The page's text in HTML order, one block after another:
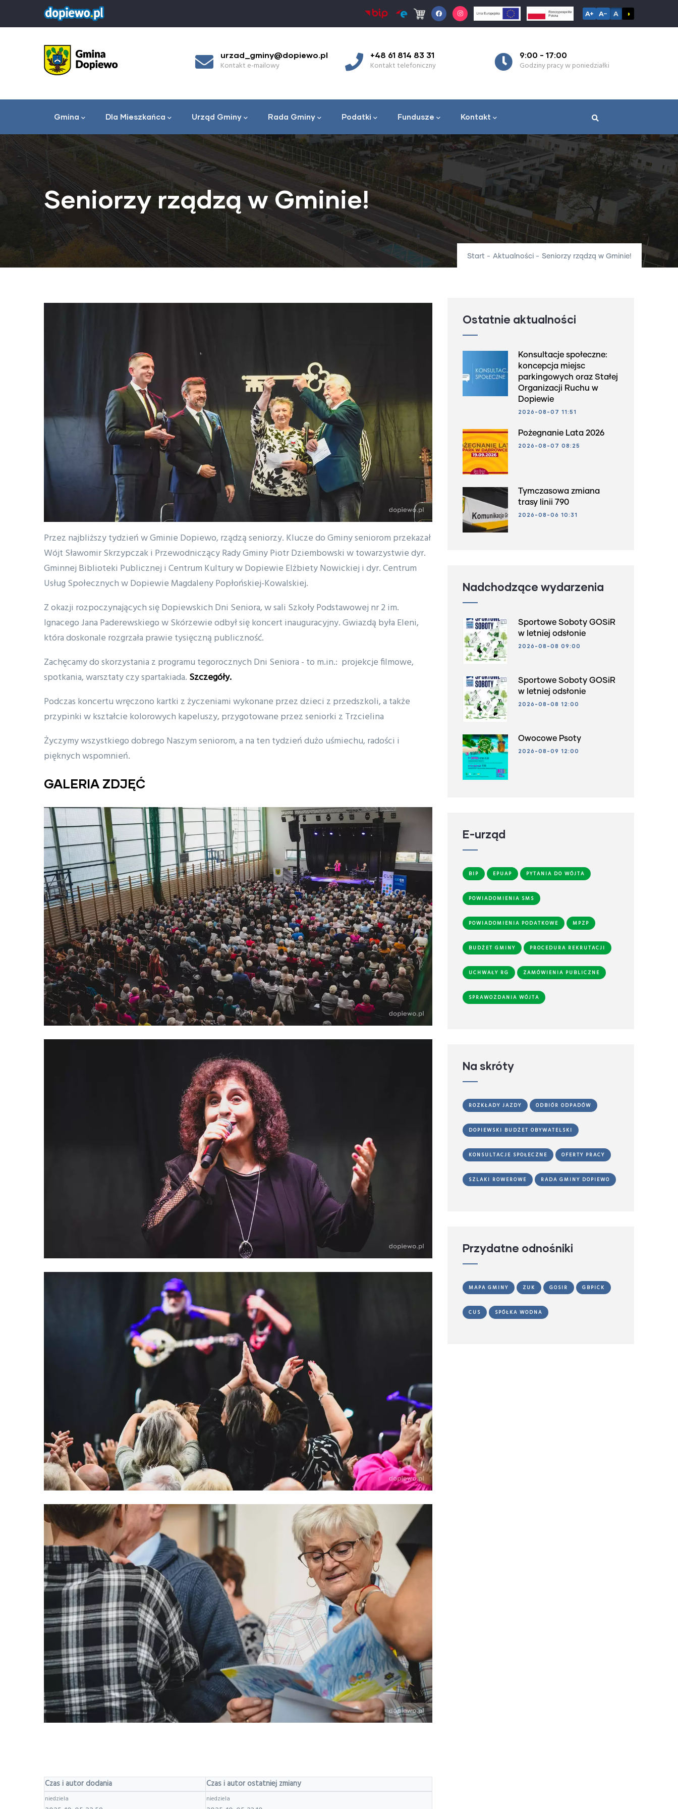
A+ A− A ◑
urzad_gminy@dopiewo.pl
Kontakt e-mailowy
+48 61 814 83 31
Kontakt telefoniczny
9:00 - 17:00
Godziny pracy w poniedziałki
7:30 - 15:30
Godziny pracy od wtorku do piątku
główne
Gmina Dla Mieszkańca Urząd Gminy Rada Gminy Podatki Fundusze Kontakt
Seniorzy rządzą w Gminie!
Start - Aktualności - Seniorzy rządzą w Gminie!
Przez najbliższy tydzień w Gminie Dopiewo, rządzą seniorzy. Klucze do Gminy seniorom przekazał
Wójt Sławomir Skrzypczak i Przewodniczący Rady Gminy Piotr Dziembowski w towarzystwie dyr.
Gminnej Biblioteki Publicznej i Centrum Kultury w Dopiewie Elżbiety Nowickiej i dyr. Centrum
Usług Społecznych w Dopiewie Magdaleny Popłońskiej-Kowalskiej.
Z okazji rozpoczynających się Dopiewskich Dni Seniora, w sali Szkoły Podstawowej nr 2 im.
Ignacego Jana Paderewskiego w Skórzewie odbył się koncert inauguracyjny. Gwiazdą była Eleni,
która doskonale rozgrzała prawie tysięczną publiczność.
Zachęcamy do skorzystania z programu tegorocznych Dni Seniora - to m.in.: projekcje filmowe,
spotkania, warsztaty czy spartakiada. Szczegóły.
Podczas koncertu wręczono kartki z życzeniami wykonane przez dzieci z przedszkoli, a także
przypinki w kształcie kolorowych kapeluszy, przygotowane przez seniorki z Trzcielina
Życzymy wszystkiego dobrego Naszym seniorom, a na ten tydzień dużo uśmiechu, radości i
pięknych wspomnień.
GALERIA ZDJĘĆ
Czas i autor dodania Czas i autor ostatniej zmiany
niedziela niedziela
Ostatnie aktualności
Konsultacje społeczne:
koncepcja miejsc
parkingowych oraz Stałej
Organizacji Ruchu w
Dopiewie
2026-08-07 11:51
Pożegnanie Lata 2026
2026-08-07 08:25
Tymczasowa zmiana
trasy linii 790
2026-08-06 10:31
Nadchodzące wydarzenia
Sportowe Soboty GOSiR
w letniej odsłonie
2026-08-08 09:00
Sportowe Soboty GOSiR
w letniej odsłonie
2026-08-08 12:00
Owocowe Psoty
2026-08-09 12:00
E-urząd
BIP EPUAP PYTANIA DO WÓJTA
POWIADOMIENIA SMS
POWIADOMIENIA PODATKOWE MPZP
BUDŻET GMINY PROCEDURA REKRUTACJI
UCHWAŁY RG ZAMÓWIENIA PUBLICZNE
SPRAWOZDANIA WÓJTA
Na skróty
ROZKŁADY JAZDY ODBIÓR ODPADÓW
DOPIEWSKI BUDŻET OBYWATELSKI
KONSULTACJE SPOŁECZNE OFERTY PRACY
SZLAKI ROWEROWE RADA GMINY DOPIEWO
Przydatne odnośniki
MAPA GMINY ZUK GOSIR GBPICK
CUS SPÓŁKA WODNA